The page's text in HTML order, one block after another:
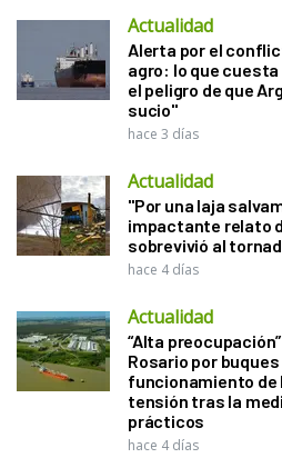
Actualidad
Alerta por el
agro: lo que
el peligro de que
sucio"
hace 3 días
Actualidad
"Por una laja
impactante relato
sobrevivió al
hace 4 días
Actualidad
“Alta
Rosario por
funcionamiento de
tensión tras la
prácticos
hace 4 días